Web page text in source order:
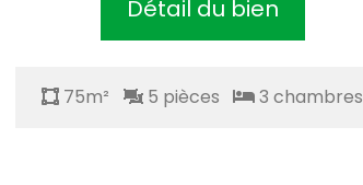
Détail du bien
75m² 5 pièces 3 chambres